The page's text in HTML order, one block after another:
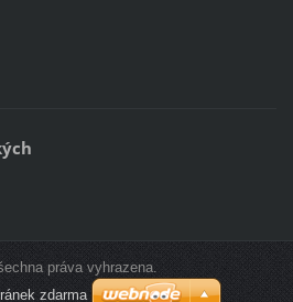
práva vyhrazena.
zdarma